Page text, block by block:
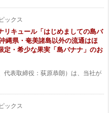
ックス
リキュール「はじめましての島バ
縄県・奄美諸島以外の流通はほ
定・希少な果実「島バナナ」のお
代表取締役：荻原恭朗）は、当社が
ックス